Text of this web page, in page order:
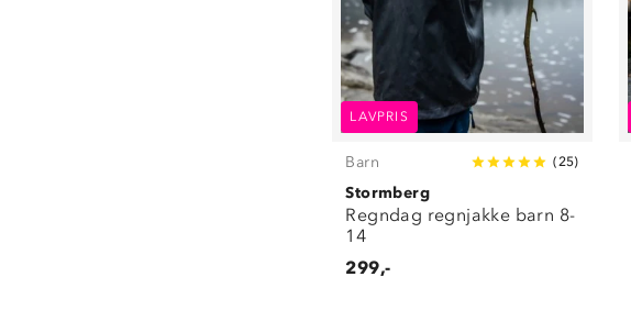
LAVPRIS
Barn (25)
Stormberg
Regndag regnjakke barn 8-
14
299,-